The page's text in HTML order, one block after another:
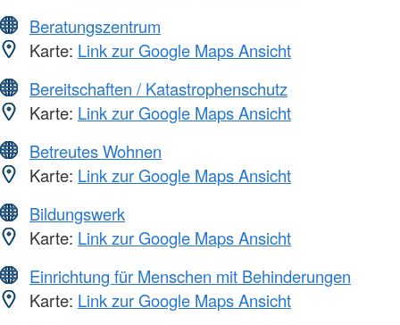
Beratungszentrum
Karte: Link zur Google Maps Ansicht
Bereitschaften / Katastrophenschutz
Karte: Link zur Google Maps Ansicht
Betreutes Wohnen
Karte: Link zur Google Maps Ansicht
Bildungswerk
Karte: Link zur Google Maps Ansicht
Einrichtung für Menschen mit Behinderungen
Karte: Link zur Google Maps Ansicht